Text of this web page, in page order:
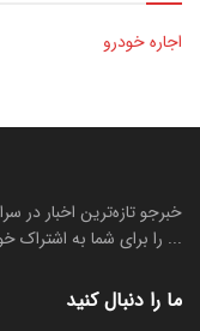
اجاره خودرو
خبرجو تازه‌ترین اخبار در
... را برای شما به اشتراک
ما را دنبال کنید